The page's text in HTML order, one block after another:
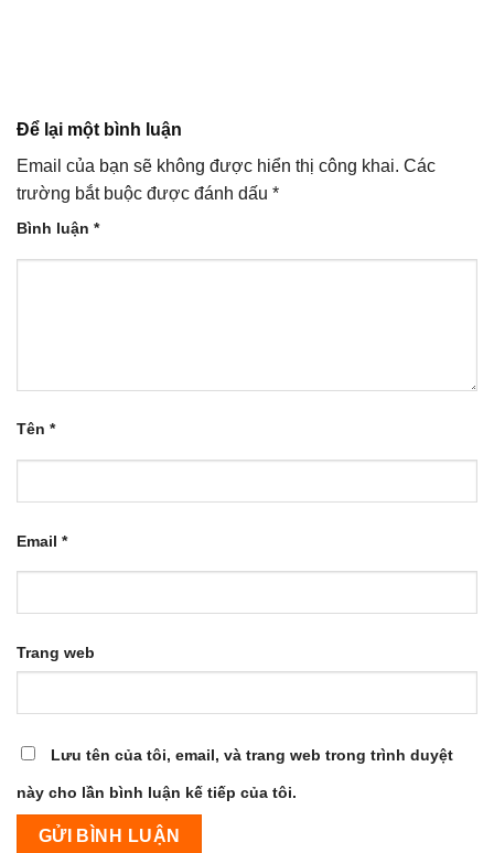
Để lại một bình luận
Email của bạn sẽ không được hiển thị công khai. Các
trường bắt buộc được đánh dấu *
Bình luận *
Tên *
Email *
Trang web
Lưu tên của tôi, email, và trang web trong trình duyệt
này cho lần bình luận kế tiếp của tôi.